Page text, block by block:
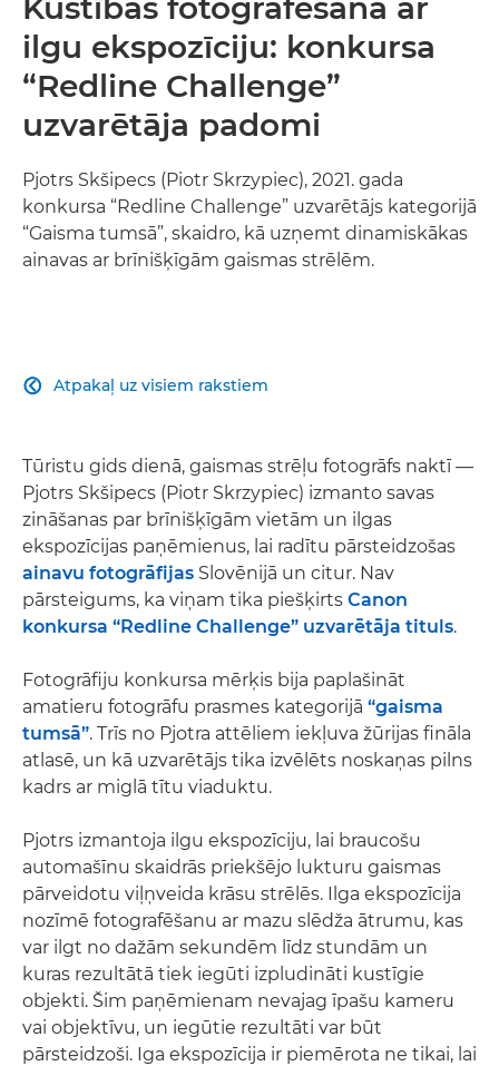
Kustības fotografēšana ar
ilgu ekspozīciju: konkursa
“Redline Challenge”
uzvarētāja padomi
Pjotrs Skšipecs (Piotr Skrzypiec), 2021. gada
konkursa “Redline Challenge” uzvarētājs kategorijā
“Gaisma tumsā”, skaidro, kā uzņemt dinamiskākas
ainavas ar brīnišķīgām gaismas strēlēm.
Atpakaļ uz visiem rakstiem

Tūristu gids dienā, gaismas strēļu fotogrāfs naktī —
Pjotrs Skšipecs (Piotr Skrzypiec) izmanto savas
zināšanas par brīnišķīgām vietām un ilgas
ekspozīcijas paņēmienus, lai radītu pārsteidzošas
ainavu fotogrāfijas Slovēnijā un citur. Nav
pārsteigums, ka viņam tika piešķirts Canon
konkursa “Redline Challenge” uzvarētāja tituls.
Fotogrāfiju konkursa mērķis bija paplašināt
amatieru fotogrāfu prasmes kategorijā “gaisma
tumsā”. Trīs no Pjotra attēliem iekļuva žūrijas fināla
atlasē, un kā uzvarētājs tika izvēlēts noskaņas pilns
kadrs ar miglā tītu viaduktu.
Pjotrs izmantoja ilgu ekspozīciju, lai braucošu
automašīnu skaidrās priekšējo lukturu gaismas
pārveidotu viļņveida krāsu strēlēs. Ilga ekspozīcija
nozīmē fotografēšanu ar mazu slēdža ātrumu, kas
var ilgt no dažām sekundēm līdz stundām un
kuras rezultātā tiek iegūti izpludināti kustīgie
objekti. Šim paņēmienam nevajag īpašu kameru
vai objektīvu, un iegūtie rezultāti var būt
pārsteidzoši. Iga ekspozīcija ir piemērota ne tikai, lai